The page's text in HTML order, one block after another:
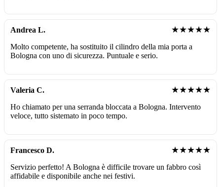
Andrea L. ★★★★★
Molto competente, ha sostituito il cilindro della mia porta a
Bologna con uno di sicurezza. Puntuale e serio.
Valeria C. ★★★★★
Ho chiamato per una serranda bloccata a Bologna. Intervento
veloce, tutto sistemato in poco tempo.
Francesco D. ★★★★★
Servizio perfetto! A Bologna è difficile trovare un fabbro così
affidabile e disponibile anche nei festivi.